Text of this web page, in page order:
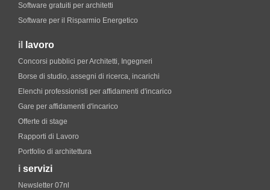
Software gratuiti per architetti
Software per il Risparmio Energetico
il lavoro
Concorsi pubblici per Architetti, Ingegneri
Borse di studio, assegni di ricerca, incarichi
Elenchi professionisti per affidamenti d'incarico
Gare per affidamenti d'incarico
Offerte di stage
Rapporti di Lavoro
Portfolio di architettura
i servizi
Newsletter 07nl